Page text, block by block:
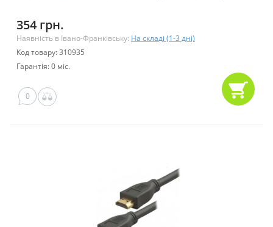
354 грн.
Наявність в Івано-Франківську: На складі (1-3 дні)
Код товару: 310935
Гарантія: 0 міс.
0